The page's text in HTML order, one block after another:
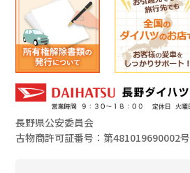
長野県公安委員会
古物商許可証番号：第481019690002号